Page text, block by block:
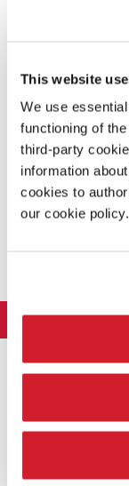
This website
We use
functioning of
third-party
information
cookies to
our cookie policy.
1953-2014, Stati Uniti
7. AFIF, Saâdane
Nato nel 1970 in
8. AKERMAN,
Nata nel 1950 in
9. AKOMFRAH, John
Nato nel 1957 in
LA BIENNALE DI
Cariche istituzionali
Luoghi
Direttrice
Intervento di Koyo
Mostra
Partecipazioni
CINEMA 2026